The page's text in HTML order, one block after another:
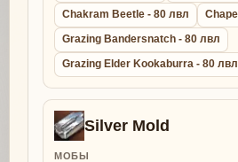
Chakram Beetle - 80 лвл
Grazing Bandersnatch - 80 лвл
Grazing Elder Kookaburra - 80 лвл
Silver Mold
МОБЫ